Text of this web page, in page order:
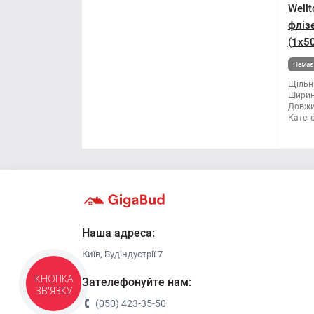
Ножиці по металу
Пили і ножівки
Немає
Наша адреса:
Київ, Будіндустрії 7
Зателефонуйте нам:
(050) 423-35-50
КНОПКА
ЗВ'ЯЗКУ